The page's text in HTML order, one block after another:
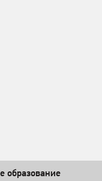
образование